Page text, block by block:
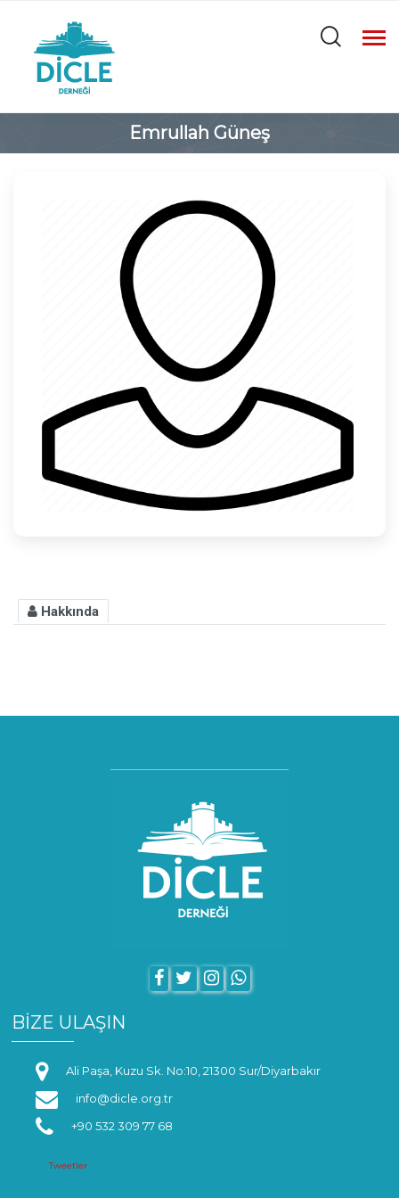
Emrullah Güneş
Hakkında
BİZE ULAŞIN
Ali Paşa, Kuzu Sk. No:10, 21300 Sur/Diyarbakır
info@dicle.org.tr
+90 532 309 77 68
Tweetler